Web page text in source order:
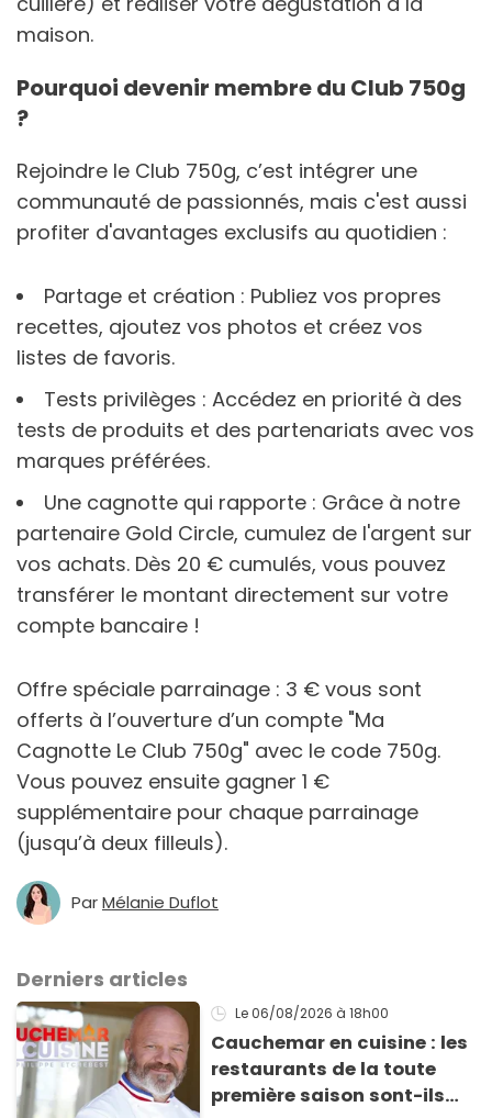
maison.
Pourquoi devenir membre du Club 750g
?
Rejoindre le Club 750g, c’est intégrer une
communauté de passionnés, mais c'est aussi
profiter d'avantages exclusifs au quotidien :
Partage et création : Publiez vos propres
recettes, ajoutez vos photos et créez vos
listes de favoris.
Tests privilèges : Accédez en priorité à des
tests de produits et des partenariats avec vos
marques préférées.
Une cagnotte qui rapporte : Grâce à notre
partenaire Gold Circle, cumulez de l'argent sur
vos achats. Dès 20 € cumulés, vous pouvez
transférer le montant directement sur votre
compte bancaire !
Offre spéciale parrainage : 3 € vous sont
offerts à l’ouverture d’un compte "Ma
Cagnotte Le Club 750g" avec le code 750g.
Vous pouvez ensuite gagner 1 €
supplémentaire pour chaque parrainage
(jusqu’à deux filleuls).
ParMélanie Duflot
Derniers articles
Le 06/08/2026 à 18h00
Cauchemar en cuisine : les
restaurants de la toute
première saison sont-ils